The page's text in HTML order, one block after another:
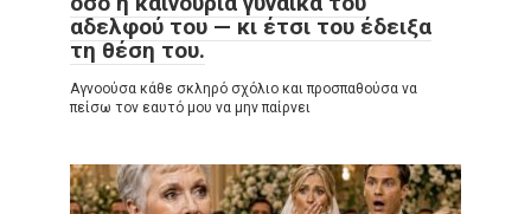
αδελφού του — κι έτσι του έδειξα
τη θέση του.
Αγνοούσα κάθε σκληρό σχόλιο και προσπαθούσα να
πείσω τον εαυτό μου να μην παίρνει